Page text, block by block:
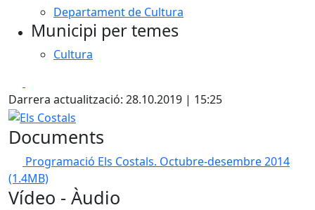
Departament de Cultura
Municipi per temes
Cultura
Darrera actualització: 28.10.2019 | 15:25
Els Costals
Documents
Programació Els Costals. Octubre-desembre 2014
(1.4MB)
Vídeo - Àudio